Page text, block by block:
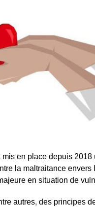
mis en place depuis 2018
la maltraitance envers
en situation de
autres, des principes